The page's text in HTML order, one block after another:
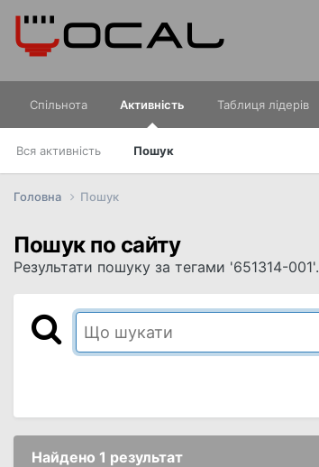
Спільнота Активність
Вся активність Пошук
Таблиця лідерів
Головна Пошук
Пошук по сайту
Результати пошуку за тегами '651314-001'.
Найдено 1 результат